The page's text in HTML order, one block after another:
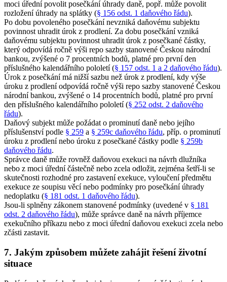
moci úřední povolit posečkání úhrady daně, popř. může povolit
rozložení úhrady na splátky (§ 156 odst. 1 daňového řádu).
Po dobu povoleného posečkání nevzniká daňovému subjektu
povinnost uhradit úrok z prodlení. Za dobu posečkání vzniká
daňovému subjektu povinnost uhradit úrok z posečkané částky,
který odpovídá ročně výši repo sazby stanovené Českou národní
bankou, zvýšené o 7 procentních bodů, platné pro první den
příslušného kalendářního pololetí (§ 157 odst. 1 a 2 daňového řádu).
Úrok z posečkání má nižší sazbu než úrok z prodlení, kdy výše
úroku z prodlení odpovídá ročně výši repo sazby stanovené Českou
národní bankou, zvýšené o 14 procentních bodů, platné pro první
den příslušného kalendářního pololetí (§ 252 odst. 2 daňového
řádu).
Daňový subjekt může požádat o prominutí daně nebo jejího
příslušenství podle § 259 a § 259c daňového řádu, příp. o prominutí
úroku z prodlení nebo úroku z posečkané částky podle § 259b
daňového řádu.
Správce daně může rovněž daňovou exekuci na návrh dlužníka
nebo z moci úřední částečně nebo zcela odložit, zejména šetří-li se
skutečnosti rozhodné pro zastavení exekuce, vyloučení předmětu
exekuce ze soupisu věcí nebo podmínky pro posečkání úhrady
nedoplatku (§ 181 odst. 1 daňového řádu).
Jsou-li splněny zákonem stanovené podmínky (uvedené v § 181
odst. 2 daňového řádu), může správce daně na návrh příjemce
exekučního příkazu nebo z moci úřední daňovou exekuci zcela nebo
zčásti zastavit.
7. Jakým způsobem můžete zahájit řešení životní
situace